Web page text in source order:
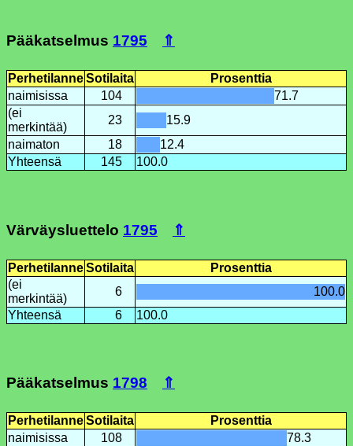
Pääkatselmus 1795 ⇑
PerhetilanneSotilaita
Prosenttia
naimisissa
104
71.7
(ei
merkintää)
23
15.9
naimaton
18
12.4
Yhteensä
145 100.0
Värväysluettelo 1795 ⇑
PerhetilanneSotilaita
Prosenttia
(ei
merkintää)
6
100.0
Yhteensä
6 100.0
Pääkatselmus 1798 ⇑
PerhetilanneSotilaita
Prosenttia
naimisissa
108
78.3